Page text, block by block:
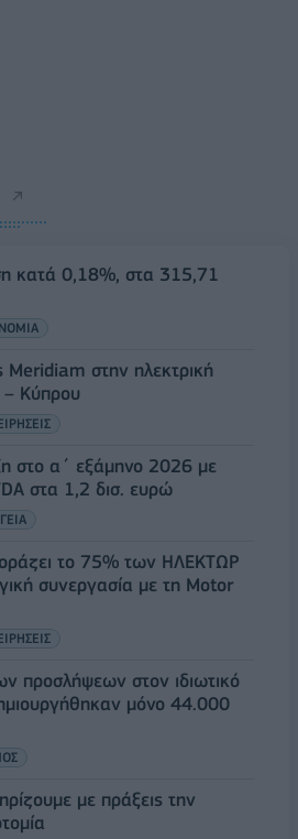
κατά 0,18%, στα 315,71
Meridiam στην ηλεκτρική
– Κύπρου
στο α΄ εξάμηνο 2026 με
στα 1,2 δισ. ευρώ
το 75% των ΗΛΕΚΤΩΡ
συνεργασία με τη Motor
προσλήψεων στον ιδιωτικό
μόνο 44.000
με πράξεις την